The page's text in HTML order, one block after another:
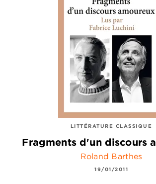
LITTÉRATURE CLASSIQUE
Fragments d'un discours
Roland Barthes
19/01/2011